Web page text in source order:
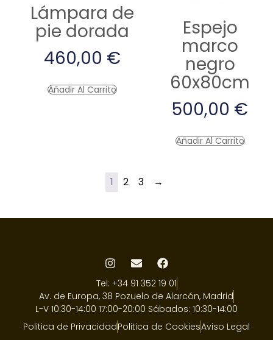
Lámpara de
pie dorada
460,00 €
Añadir Al Carrito
Espejo
marco
negro
60x80cm
500,00 €
Añadir Al Carrito
1 2 3 →
Tel: +34 91 352 19 01
Av. de Europa, 38 Pozuelo de Alarcón, Madrid
L-V 10:30-14:00 17:00-20:00 Sábados: 10:30-14:00
Politica de PrivacidadPolitica de CookiesAviso Legal